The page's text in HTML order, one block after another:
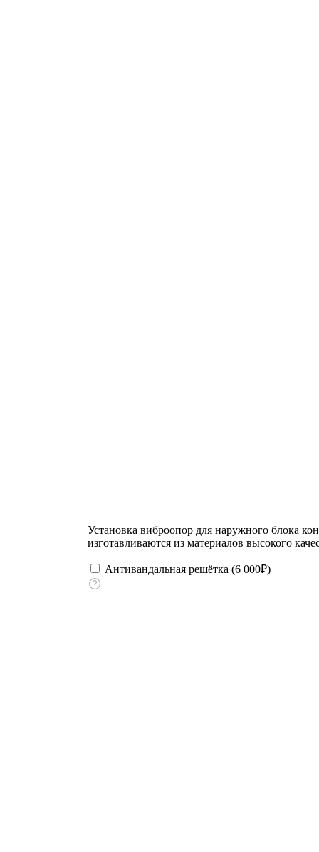
Установка виброопор для наружного блока
изготавливаются из материалов высокого
Антивандальная решётка (6 000₽)